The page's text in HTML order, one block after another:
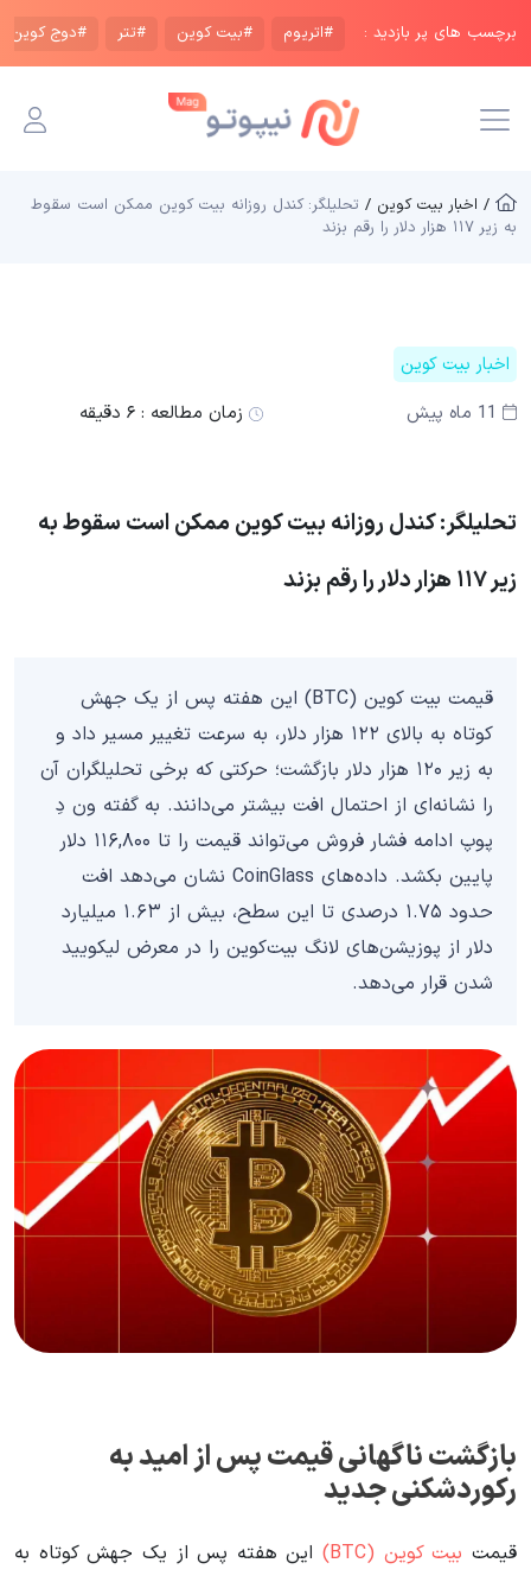
برچسب های پر بازدید : #اتریوم #بیت کوین #تتر #دوج کوین
/ اخبار بیت کوین / تحلیلگر: کندل روزانه بیت کوین ممکن است سقوط
به زیر ۱۱۷ هزار دلار را رقم بزند
اخبار بیت کوین
11 ماه پیش
زمان مطالعه : ۶ دقیقه
تحلیلگر: کندل روزانه بیت کوین ممکن است سقوط به
زیر ۱۱۷ هزار دلار را رقم بزند
قیمت بیت کوین (BTC) این هفته پس از یک جهش
کوتاه به بالای ۱۲۲ هزار دلار، به سرعت تغییر مسیر داد و
به زیر ۱۲۰ هزار دلار بازگشت؛ حرکتی که برخی تحلیلگران آن
را نشانه‌ای از احتمال افت بیشتر می‌دانند. به گفته ون دِ
پوپ ادامه فشار فروش می‌تواند قیمت را تا ۱۱۶,۸۰۰ دلار
پایین بکشد. داده‌های CoinGlass نشان می‌دهد افت
حدود ۱.۷۵ درصدی تا این سطح، بیش از ۱.۶۳ میلیارد
دلار از پوزیشن‌های لانگ بیت‌کوین را در معرض لیکویید
شدن قرار می‌دهد.
بازگشت ناگهانی قیمت پس از امید به
رکوردشکنی جدید
قیمتبیت کوین (BTC)
این هفته پس از یک جهش کوتاه به